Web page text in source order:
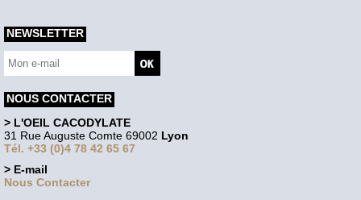
NEWSLETTER
NOUS CONTACTER
> L'OEIL CACODYLATE
31 Rue Auguste Comte 69002 Lyon
Tél. +33 (0)4 78 42 65 67
> E-mail
Nous Contacter